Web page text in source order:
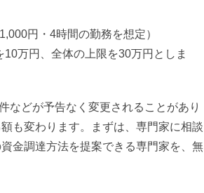
円・4時間の勤務を想定）
万円、全体の上限を30万円としま
などが予告なく変更されることがあり
も変わります。まずは、専門家に相談
金調達方法を提案できる専門家を、無